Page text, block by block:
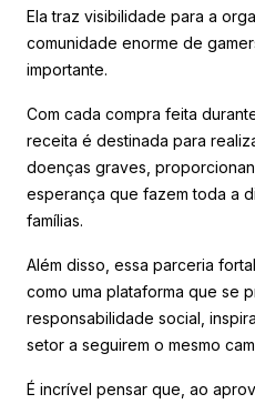
Ela traz visibilidade para a
comunidade enorme de
importante.
Com cada compra feita
receita é destinada para
doenças graves,
esperança que fazem toda a
famílias.
Além disso, essa parceria
como uma plataforma que se
responsabilidade social,
setor a seguirem o mesmo
É incrível pensar que, ao